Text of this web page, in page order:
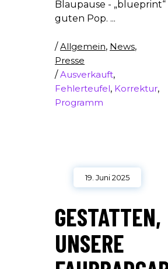
Blaupause - „blueprint“
guten Pop.
/Allgemein, News,
Presse
/Ausverkauft,
Fehlerteufel, Korrektur,
Programm
19. Juni 2025
GESTATTEN,
UNSERE